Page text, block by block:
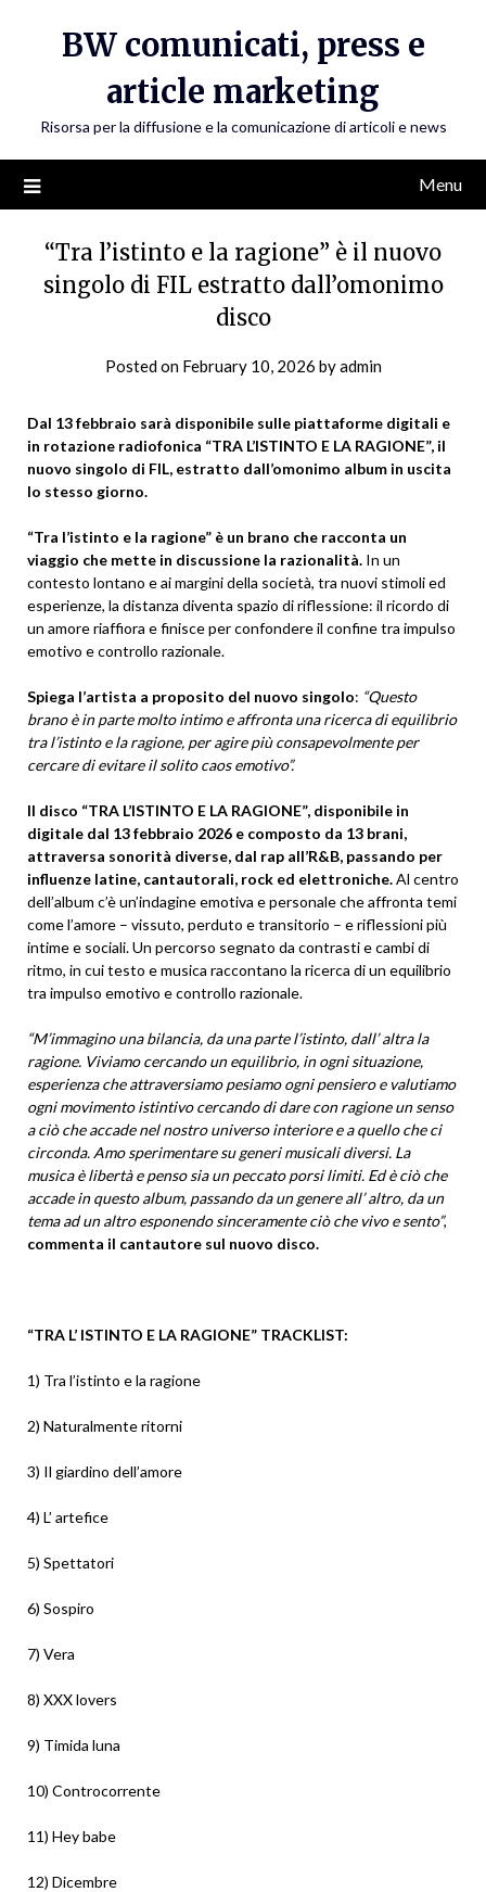
BW comunicati, press e
article marketing
Risorsa per la diffusione e la comunicazione di articoli e news
Menu
“Tra l’istinto e la ragione” è il nuovo
singolo di FIL estratto dall’omonimo
disco
Posted on February 10, 2026 byadmin
Dal 13 febbraio sarà disponibile sulle piattaforme digitali e
in rotazione radiofonica “TRA L’ISTINTO E LA RAGIONE”, il
nuovo singolo di FIL, estratto dall’omonimo album in uscita
lo stesso giorno.
“Tra l’istinto e la ragione” è un brano che racconta un
viaggio che mette in discussione la razionalità. In un
contesto lontano e ai margini della società, tra nuovi stimoli ed
esperienze, la distanza diventa spazio di riflessione: il ricordo di
un amore riaffiora e finisce per confondere il confine tra impulso
emotivo e controllo razionale.
Spiega l’artista a proposito del nuovo singolo: “Questo
brano è in parte molto intimo e affronta una ricerca di equilibrio
tra l’istinto e la ragione, per agire più consapevolmente per
cercare di evitare il solito caos emotivo”.
Il disco “TRA L’ISTINTO E LA RAGIONE”, disponibile in
digitale dal 13 febbraio 2026 e composto da 13 brani,
attraversa sonorità diverse, dal rap all’R&B, passando per
influenze latine, cantautorali, rock ed elettroniche.Al centro
dell’album c’è un’indagine emotiva e personale che affronta temi
come l’amore – vissuto, perduto e transitorio – e riflessioni più
intime e sociali. Un percorso segnato da contrasti e cambi di
ritmo, in cui testo e musica raccontano la ricerca di un equilibrio
tra impulso emotivo e controllo razionale.
“M’immagino una bilancia, da una parte l’istinto, dall’ altra la
ragione. Viviamo cercando un equilibrio, in ogni situazione,
esperienza che attraversiamo pesiamo ogni pensiero e valutiamo
ogni movimento istintivo cercando di dare con ragione un senso
a ciò che accade nel nostro universo interiore e a quello che ci
circonda. Amo sperimentare su generi musicali diversi. La
musica è libertà e penso sia un peccato porsi limiti. Ed è ciò che
accade in questo album, passando da un genere all’ altro, da un
tema ad un altro esponendo sinceramente ciò che vivo e sento”,
commenta il cantautore sul nuovo disco.
“TRA L’ ISTINTO E LA RAGIONE” TRACKLIST:
1) Tra l’istinto e la ragione
2) Naturalmente ritorni
3) Il giardino dell’amore
4) L’ artefice
5) Spettatori
6) Sospiro
7) Vera
8) XXX lovers
9) Timida luna
10) Controcorrente
11) Hey babe
12) Dicembre